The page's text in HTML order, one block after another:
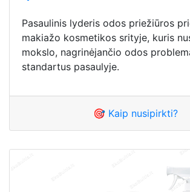
Pasaulinis lyderis odos priežiūros
makiažo kosmetikos srityje, kuris
mokslo, nagrinėjančio odos
standartus pasaulyje.
🎯 Kaip nusipirkti?